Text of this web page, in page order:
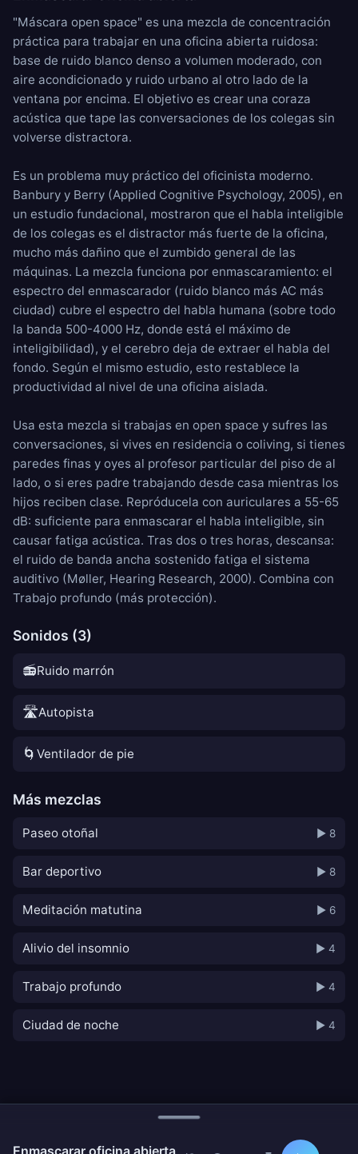
"Máscara open space" es una mezcla de concentración
práctica para trabajar en una oficina abierta ruidosa:
base de ruido blanco denso a volumen moderado, con
aire acondicionado y ruido urbano al otro lado de la
ventana por encima. El objetivo es crear una coraza
acústica que tape las conversaciones de los colegas sin
volverse distractora.
Es un problema muy práctico del oficinista moderno.
Banbury y Berry (Applied Cognitive Psychology, 2005), en
un estudio fundacional, mostraron que el habla inteligible
de los colegas es el distractor más fuerte de la oficina,
mucho más dañino que el zumbido general de las
máquinas. La mezcla funciona por enmascaramiento: el
espectro del enmascarador (ruido blanco más AC más
ciudad) cubre el espectro del habla humana (sobre todo
la banda 500-4000 Hz, donde está el máximo de
inteligibilidad), y el cerebro deja de extraer el habla del
fondo. Según el mismo estudio, esto restablece la
productividad al nivel de una oficina aislada.
Usa esta mezcla si trabajas en open space y sufres las
conversaciones, si vives en residencia o coliving, si tienes
paredes finas y oyes al profesor particular del piso de al
lado, o si eres padre trabajando desde casa mientras los
hijos reciben clase. Repróducela con auriculares a 55-65
dB: suficiente para enmascarar el habla inteligible, sin
causar fatiga acústica. Tras dos o tres horas, descansa:
el ruido de banda ancha sostenido fatiga el sistema
auditivo (Møller, Hearing Research, 2000). Combina con
Trabajo profundo (más protección).
Sonidos (3)
📻Ruido marrón
🛣️Autopista
🌀 Ventilador de pie
Más mezclas
Paseo otoñal ▶ 8
Bar deportivo ▶ 8
Meditación matutina ▶ 6
Alivio del insomnio ▶ 4
Trabajo profundo ▶ 4
Ciudad de noche ▶ 4
Enmascarar oficina abierta